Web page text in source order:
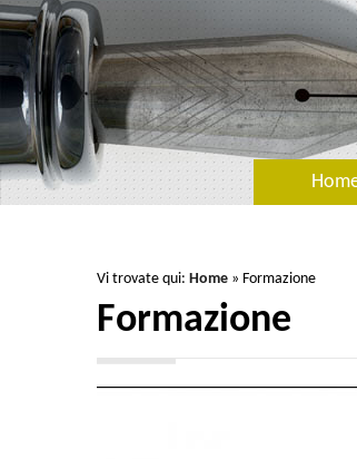
Vi trovate qui: Home » Formazione
Formazione